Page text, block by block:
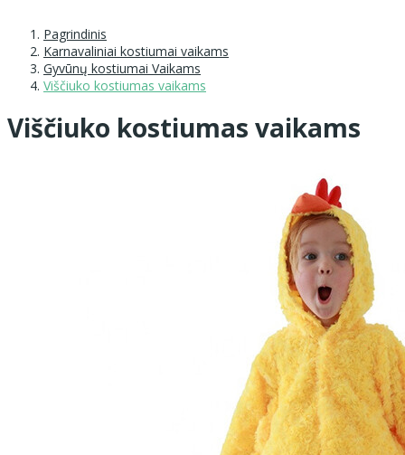
Pagrindinis
Karnavaliniai kostiumai vaikams
Gyvūnų kostiumai Vaikams
Viščiuko kostiumas vaikams
Viščiuko kostiumas vaikams